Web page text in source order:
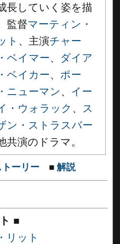
長していく姿を描
監督マーティン・
ト 、主演チャー
ベイマー、 ダイア
ベイカー、 ポー
ニューマン 、 イー
・ウォラック 、 ス
ン・ストラスバー
共演のドラマ。
トーリー ■ 解説
■
リット